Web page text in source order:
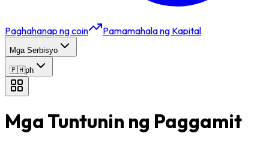
Paghahanap ng coin Pamamahala ng Kapital
Mga Serbisyo
🇵🇭ph
Mga Tuntunin ng Paggamit